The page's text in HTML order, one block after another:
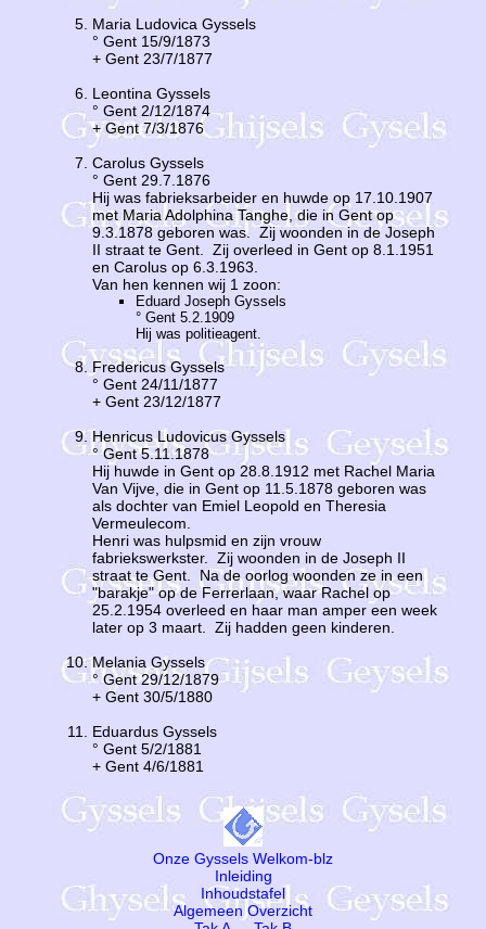
Maria Ludovica Gyssels
° Gent 15/9/1873
+ Gent 23/7/1877
Leontina Gyssels
° Gent 2/12/1874
+ Gent 7/3/1876
Carolus Gyssels
° Gent 29.7.1876
Hij was fabrieksarbeider en huwde op 17.10.1907
met Maria Adolphina Tanghe, die in Gent op
9.3.1878 geboren was. Zij woonden in de Joseph
II straat te Gent. Zij overleed in Gent op 8.1.1951
en Carolus op 6.3.1963.
Van hen kennen wij 1 zoon:
Eduard Joseph Gyssels
° Gent 5.2.1909
Hij was politieagent.
Fredericus Gyssels
° Gent 24/11/1877
+ Gent 23/12/1877
Henricus Ludovicus Gyssels
° Gent 5.11.1878
Hij huwde in Gent op 28.8.1912 met Rachel Maria
Van Vijve, die in Gent op 11.5.1878 geboren was
als dochter van Emiel Leopold en Theresia
Vermeulecom.
Henri was hulpsmid en zijn vrouw
fabriekswerkster. Zij woonden in de Joseph II
straat te Gent. Na de oorlog woonden ze in een
"barakje" op de Ferrerlaan, waar Rachel op
25.2.1954 overleed en haar man amper een week
later op 3 maart. Zij hadden geen kinderen.
Melania Gyssels
° Gent 29/12/1879
+ Gent 30/5/1880
Eduardus Gyssels
° Gent 5/2/1881
+ Gent 4/6/1881
Onze Gyssels Welkom-blz
Inleiding
Inhoudstafel
Algemeen Overzicht